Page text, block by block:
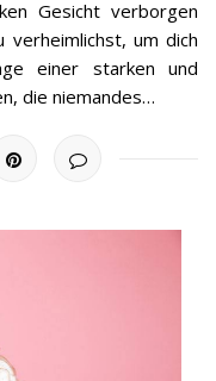
Gesicht verborgen
verheimlichst, um dich
einer starken und
die niemandes…